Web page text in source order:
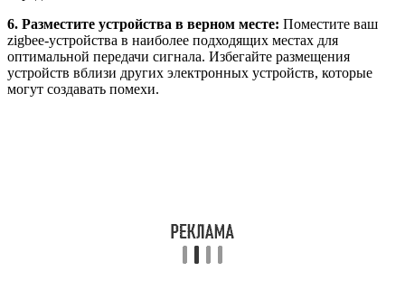
6. Разместите устройства в верном месте: Поместите ваш
zigbee-устройства в наиболее подходящих местах для
оптимальной передачи сигнала. Избегайте размещения
устройств вблизи других электронных устройств, которые
могут создавать помехи.